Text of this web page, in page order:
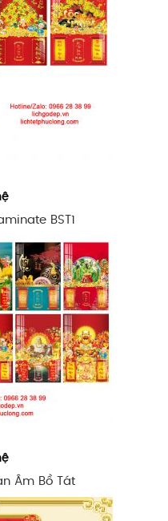
BST1
Âm Bồ Tát